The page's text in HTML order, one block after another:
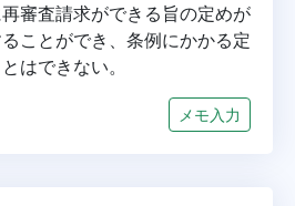
審査請求ができる旨の定めが
ことができ、条例にかかる定
はできない。
メモ入力